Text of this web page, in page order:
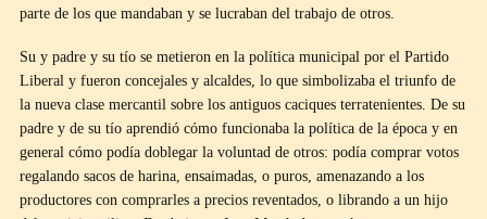
parte de los que mandaban y se lucraban del trabajo de otros.
Su y padre y su tío se metieron en la política municipal por el Partido
Liberal y fueron concejales y alcaldes, lo que simbolizaba el triunfo de
la nueva clase mercantil sobre los antiguos caciques terratenientes. De su
padre y de su tío aprendió cómo funcionaba la política de la época y en
general cómo podía doblegar la voluntad de otros: podía comprar votos
regalando sacos de harina, ensaimadas, o puros, amenazando a los
productores con comprarles a precios reventados, o librando a un hijo